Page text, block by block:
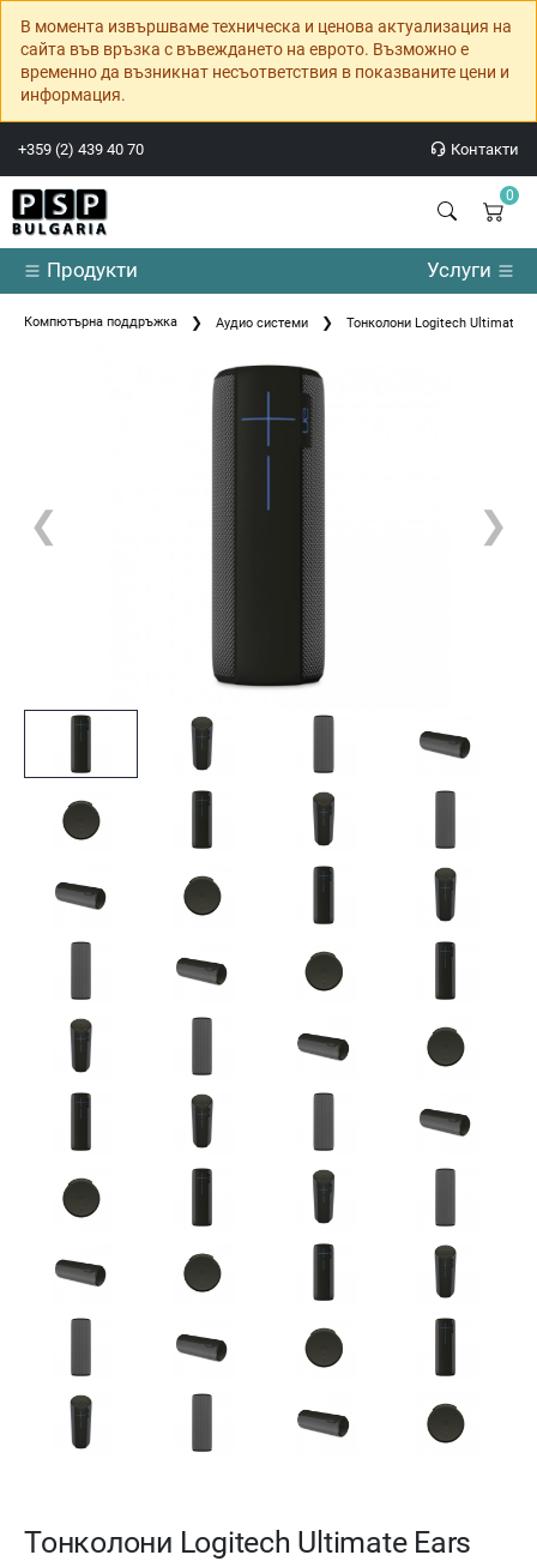
В момента извършваме техническа и ценова актуализация на
сайта във връзка с въвеждането на еврото. Възможно е
временно да възникнат несъответствия в показваните цени и
информация.
+359 (2) 439 40 70 Контакти
0
Продукти Услуги
Компютърна поддръжка Аудио системи Тонколони Logitech Ultimate
❮ ❯
Тонколони Logitech Ultimate Ears